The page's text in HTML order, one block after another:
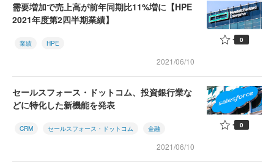
需要増加で売上高が前年同期比11%増に【HPE
2021年度第2四半期業績】
業績 HPE
2021/06/10
0
セールスフォース・ドットコム、投資銀行業な
どに特化した新機能を発表
CRM セールスフォース・ドットコム 金融
2021/06/10
0